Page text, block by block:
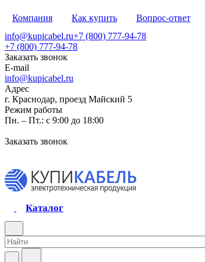
Компания Как купить Вопрос-ответ
info@kupicabel.ru+7 (800) 777-94-78
+7 (800) 777-94-78
Заказать звонок
E-mail
info@kupicabel.ru
Адрес
г. Краснодар, проезд Майский 5
Режим работы
Пн. – Пт.: с 9:00 до 18:00
Заказать звонок
Каталог